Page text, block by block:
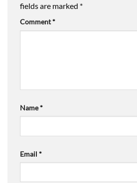
fields are marked *
Comment*
Name*
Email *